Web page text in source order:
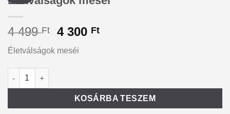
4 499Ft
Original
price
was:
4 300 FtCurrent
Életválságok meséi
Életválságok meséi mennyiség
KOSÁRBA TESZEM
Alternative: